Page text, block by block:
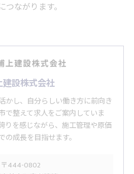
ながります。
建設株式会社
かし、自分らしい働き方に前向き
で整えて求人をご案内していま
りを感じながら、施工管理や原価
成長を目指せます。
〒444-0802